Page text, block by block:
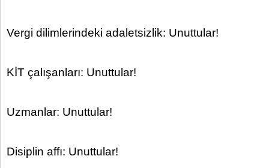
Vergi dilimlerindeki adaletsizlik: Unuttular!
KİT çalışanları: Unuttular!
Uzmanlar: Unuttular!
Disiplin affı: Unuttular!